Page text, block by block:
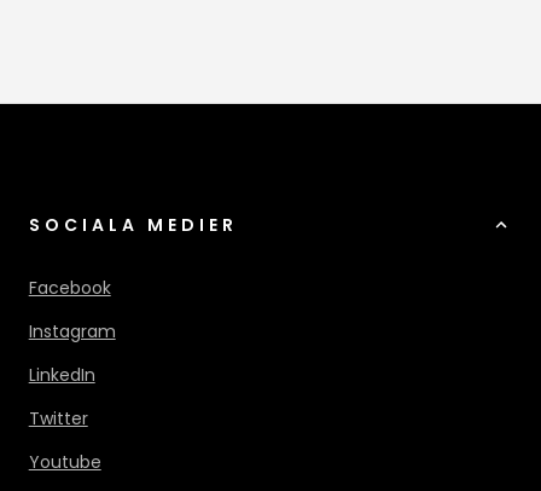
SOCIALA MEDIER
Facebook
Instagram
LinkedIn
Twitter
Youtube